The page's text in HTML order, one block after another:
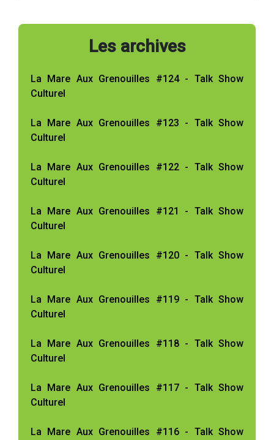
Les archives
La Mare Aux Grenouilles #124 - Talk Show
Culturel
La Mare Aux Grenouilles #123 - Talk Show
Culturel
La Mare Aux Grenouilles #122 - Talk Show
Culturel
La Mare Aux Grenouilles #121 - Talk Show
Culturel
La Mare Aux Grenouilles #120 - Talk Show
Culturel
La Mare Aux Grenouilles #119 - Talk Show
Culturel
La Mare Aux Grenouilles #118 - Talk Show
Culturel
La Mare Aux Grenouilles #117 - Talk Show
Culturel
La Mare Aux Grenouilles #116 - Talk Show